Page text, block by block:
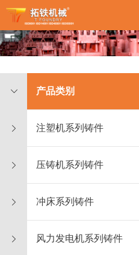
产品类别
注塑机系列铸件
压铸机系列铸件
冲床系列铸件
风力发电机系列铸件